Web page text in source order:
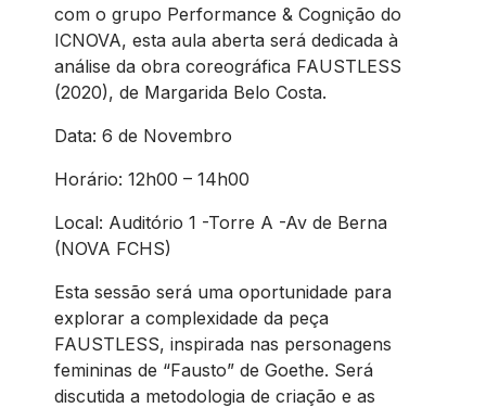
com o grupo Performance & Cognição do
ICNOVA, esta aula aberta será dedicada à
análise da obra coreográfica FAUSTLESS
(2020), de Margarida Belo Costa.
Data: 6 de Novembro
Horário: 12h00 – 14h00
Local: Auditório 1 -Torre A -Av de Berna
(NOVA FCHS)
Esta sessão será uma oportunidade para
explorar a complexidade da peça
FAUSTLESS, inspirada nas personagens
femininas de “Fausto” de Goethe. Será
discutida a metodologia de criação e as